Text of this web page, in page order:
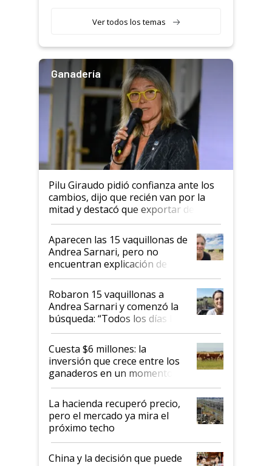
Ver todos los temas
Ganadería
Pilu Giraudo pidió confianza ante los
cambios, dijo que recién van por la
mitad y destacó que exportar dejó de
ser "para unos pocos": "Tenemos un
mandato muy claro del gobierno
nacional"
Aparecen las 15 vaquillonas de
Andrea Sarnari, pero no
encuentran explicación de
cómo llegaron allí
Robaron 15 vaquillonas a
Andrea Sarnari y comenzó la
búsqueda: “Todos los días le
toca a algún productor”
Cuesta $6 millones: la
inversión que crece entre los
ganaderos en un momento
histórico para la actividad
La hacienda recuperó precio,
pero el mercado ya mira el
próximo techo
China y la decisión que puede